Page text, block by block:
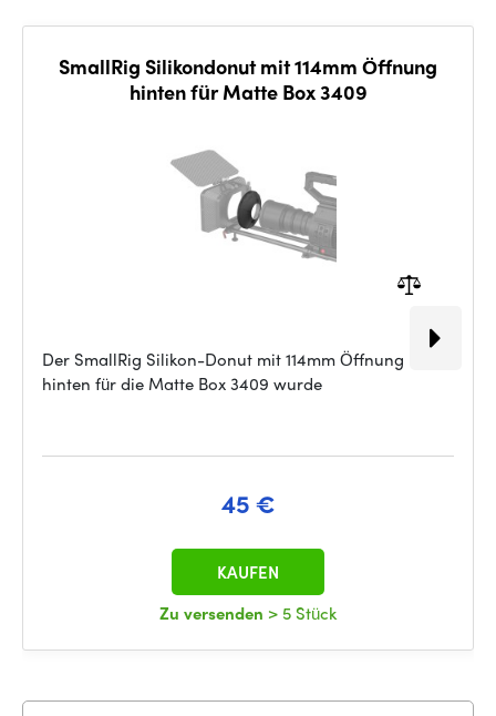
SmallRig Silikondonut mit 114mm Öffnung
hinten für Matte Box 3409
Der SmallRig Silikon-Donut mit 114mm Öffnung
hinten für die Matte Box 3409 wurde
45 €
Zu versenden > 5 Stück
KAUFEN